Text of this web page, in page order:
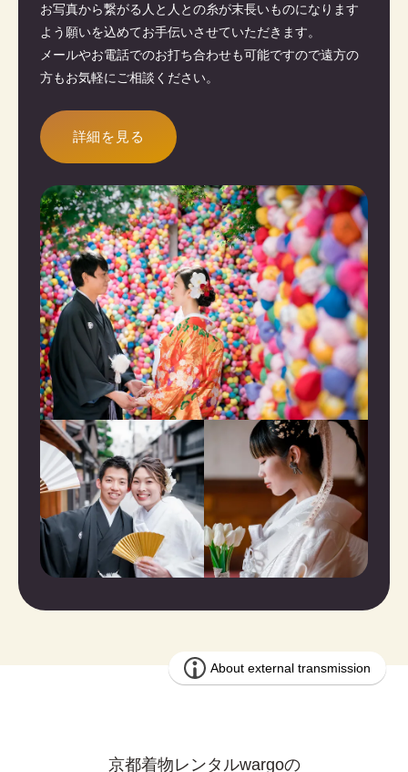
お写真から繋がる人と人との糸が末長いものになります
よう願いを込めてお手伝いさせていただきます。
メールやお電話でのお打ち合わせも可能ですので遠方の
方もお気軽にご相談ください。
詳細を見る
京都着物レンタルwargoの